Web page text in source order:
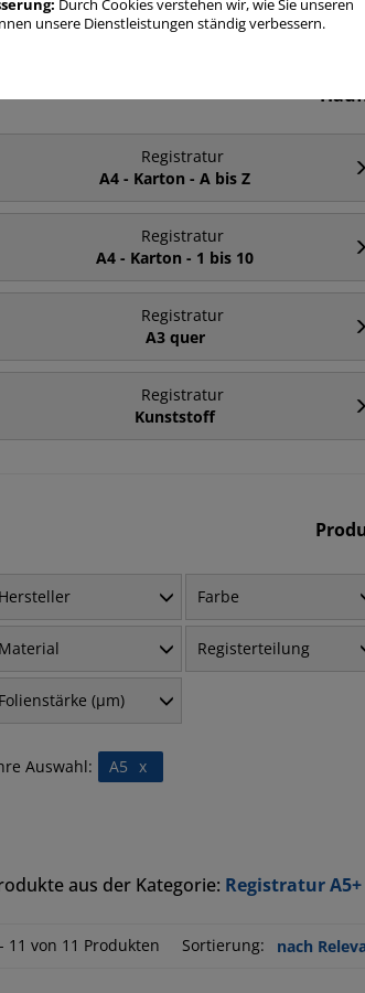
Registratur
A4 - Karton - A bis Z
Registratur
A4 - Karton - 1 bis 10
Registratur
A3 quer
Registratur
Kunststoff
Hersteller Farbe
Material Registerteilung
Folienstärke (µm)
Auswahl: x
A5
aus der Kategorie: Registratur A5+
11 von 11 Produkten Sortierung:
Durch Cookies verstehen wir, wie Sie unseren
unsere Dienstleistungen ständig verbessern.